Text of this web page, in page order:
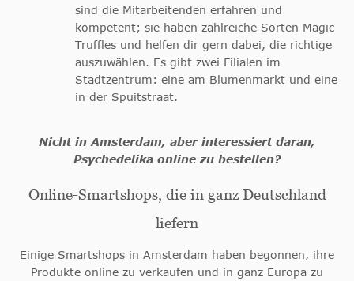
sind die Mitarbeitenden erfahren und
kompetent; sie haben zahlreiche Sorten Magic
Truffles und helfen dir gern dabei, die richtige
auszuwählen. Es gibt zwei Filialen im
Stadtzentrum: eine am Blumenmarkt und eine
in der Spuitstraat.
Nicht in Amsterdam, aber interessiert daran,
Psychedelika online zu bestellen?
Online-Smartshops, die in ganz Deutschland
liefern
Einige Smartshops in Amsterdam haben begonnen, ihre
Produkte online zu verkaufen und in ganz Europa zu